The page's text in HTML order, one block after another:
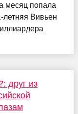
месяц попала
летняя Вивьен
друг из